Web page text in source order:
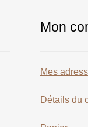
Mon
Mes
Détails du